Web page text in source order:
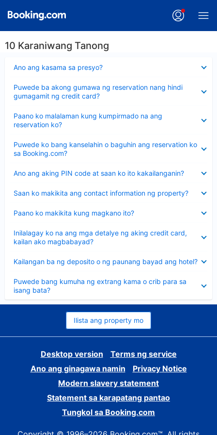
10 Karaniwang Tanong
Ano ang kasama sa presyo?
ang
Puwede ba akong gumawa ng reservation nang hindi
gumagamit ng credit card?
ang
sagot
Paano ko malalaman kung kumpirmado na ang
reservation ko?
ang
sagot
Puwede ko bang kanselahin o baguhin ang reservation ko
sa Booking.com?
ang
sagot
Ano ang aking PIN code at saan ko ito kakailanganin?
ang
Saan ko makikita ang contact information ng property?
ang
Paano ko makikita kung magkano ito?
ang
Inilalagay ko na ang mga detalye ng aking credit card,
kailan ako magbabayad?
ang
sagot
Kailangan ba ng deposito o ng paunang bayad ang hotel?
ang
Puwede bang kumuha ng extrang kama o crib para sa
isang bata?
ang
sagot
Ilista ang property mo
Desktop version
Terms ng service
Ano ang ginagawa namin
Privacy Notice
Modern slavery statement
Statement sa karapatang pantao
Tungkol sa Booking.com